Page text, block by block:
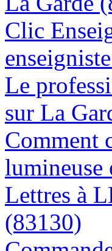
Clic
Le
sur La
Comment
lumineuse
Lettres à
(83130)